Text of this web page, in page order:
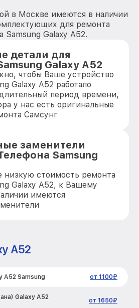
в Москве имеются в наличии
для ремонта
Samsung Galaxy A52.
детали для
Galaxy A52
чтобы Ваше устройство
Galaxy A52 работало
период времени,
у нас есть оригинальные
Самсунг
заменители
Samsung
низкую стоимость ремонта
Galaxy A52, к Вашему
имеются
A52
A52 Samsung от 1100₽
Galaxy A52
от 1650₽